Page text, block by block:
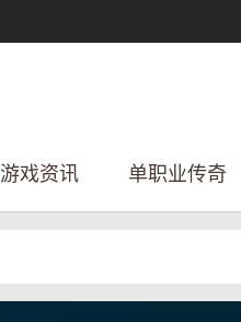
游戏资讯 单职业传奇